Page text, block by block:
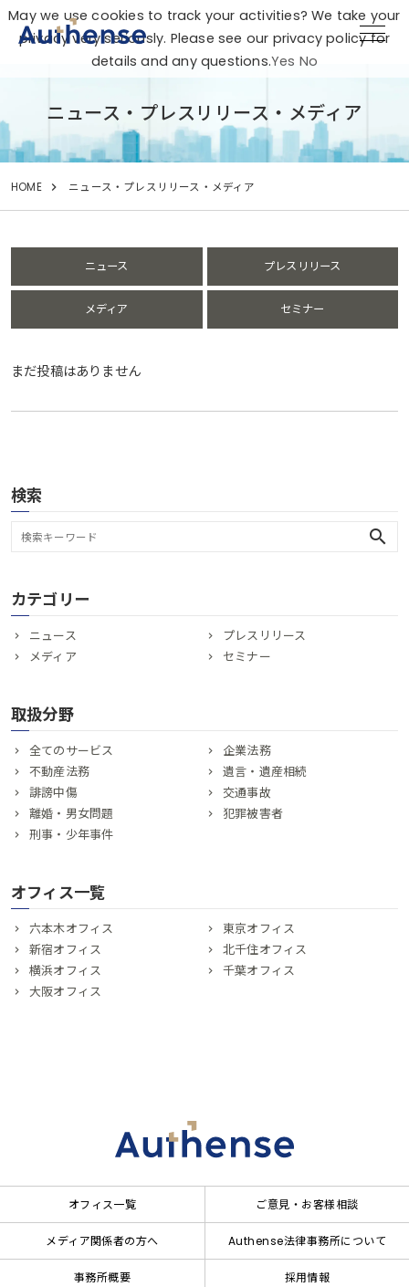
ニュース・プレスリリース・メディア
HOME ニュース・プレスリリース・メディア
ニュース プレスリリース
メディア セミナー
まだ投稿はありません
検索
search
カテゴリー
ニュース
プレスリリース
メディア
セミナー
取扱分野
全てのサービス
企業法務
不動産法務
遺言・遺産相続
誹謗中傷
交通事故
離婚・男女問題
犯罪被害者
刑事・少年事件
オフィス一覧
六本木オフィス
東京オフィス
新宿オフィス
北千住オフィス
横浜オフィス
千葉オフィス
大阪オフィス
オフィス一覧 ご意見・お客様相談
メディア関係者の方へ Authense法律事務所について
事務所概要 採用情報
May we use cookies to track your activities? We take your
privacy very seriously. Please see our privacy policy for
details and any questions.Yes No